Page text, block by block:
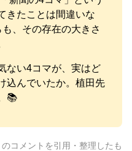
きたことは間違いな
、その存在の大きさ
ない4コマが、実はど
込んでいたか。植田先
📚
コメントを引用・整理したも